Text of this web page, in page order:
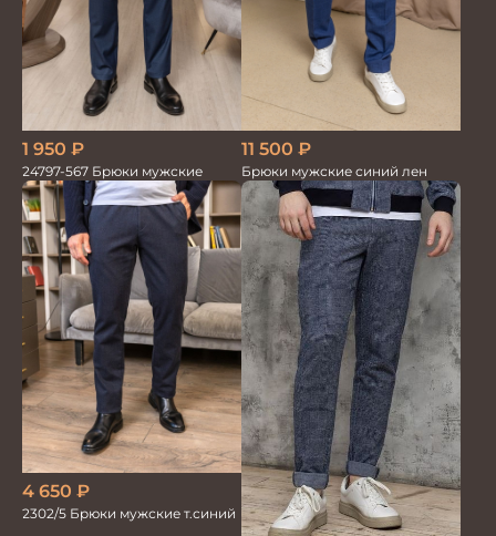
1 950 ₽
24797-567 Брюки мужские
11 500 ₽
Брюки мужские синий лен
4 650 ₽
2302/5 Брюки мужские т.синий